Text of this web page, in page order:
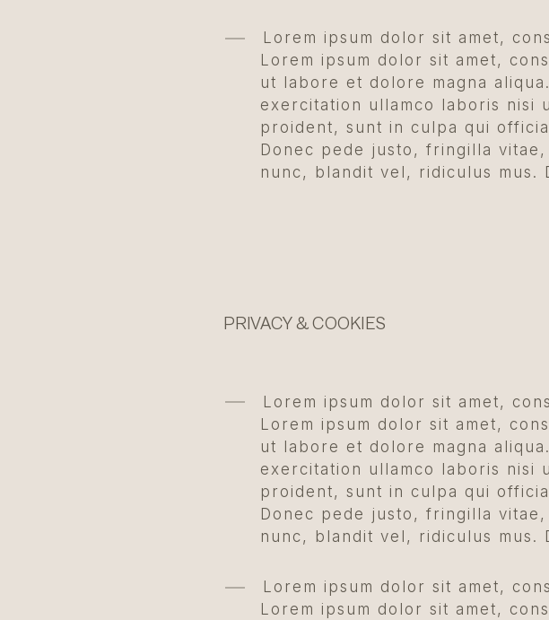
Lorem ipsum dolor sit amet,
Lorem ipsum dolor sit amet,
ut labore et dolore magna
exercitation ullamco laboris nisi
proident, sunt in culpa qui
Donec pede justo, fringilla
nunc, blandit vel, ridiculus mus.
PRIVACY & COOKIES
Lorem ipsum dolor sit amet,
Lorem ipsum dolor sit amet,
ut labore et dolore magna
exercitation ullamco laboris nisi
proident, sunt in culpa qui
Donec pede justo, fringilla
nunc, blandit vel, ridiculus mus.
Lorem ipsum dolor sit amet,
Lorem ipsum dolor sit amet,